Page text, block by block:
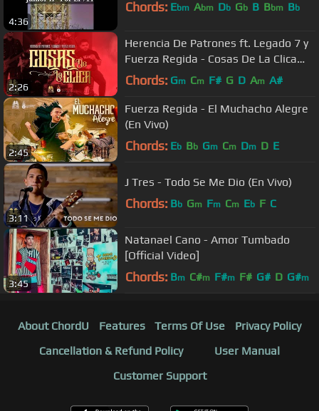
4:36
Chords: Ebm Abm Db Gb B Bbm Bb
2:26
Herencia De Patrones ft. Legado 7 y
Fuerza Regida - Cosas De La Clica
(En Vivo)
Chords: Gm Cm F# G D Am A#
2:45
Fuerza Regida - El Muchacho Alegre
(En Vivo)
Chords: Eb Bb Gm Cm Dm D E
3:11
J Tres - Todo Se Me Dio (En Vivo)
Chords: Bb Gm Fm Cm Eb F C
3:45
Natanael Cano - Amor Tumbado
[Official Video]
Chords: Bm C#m F#m F# G# D G#m
About ChordU Features Terms Of Use
Privacy Policy
Cancellation & Refund Policy
User Manual
Customer Support